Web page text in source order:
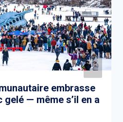
embrasse
gelé — même s’il en a